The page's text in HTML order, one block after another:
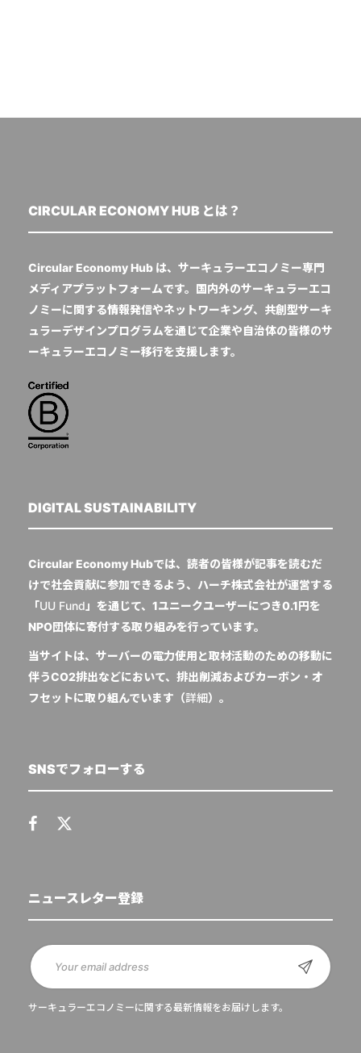
CIRCULAR ECONOMY HUB とは？
Circular Economy Hub は、サーキュラーエコノミー専門
メディアプラットフォームです。国内外のサーキュラーエコ
ノミーに関する情報発信やネットワーキング、共創型サーキ
ュラーデザインプログラムを通じて企業や自治体の皆様のサ
ーキュラーエコノミー移行を支援します。
DIGITAL SUSTAINABILITY
Circular Economy Hubでは、読者の皆様が記事を読むだ
けで社会貢献に参加できるよう、ハーチ株式会社が運営する
「UU Fund 」を通じて、1ユニークユーザーにつき0.1円を
NPO団体に寄付する取り組みを行っています。
当サイトは、サーバーの電力使用と取材活動のための移動に
伴うCO2排出などにおいて、排出削減およびカーボン・オ
フセットに取り組んでいます（詳細）。
SNSでフォローする
ニュースレター登録
サーキュラーエコノミーに関する最新情報をお届けします。